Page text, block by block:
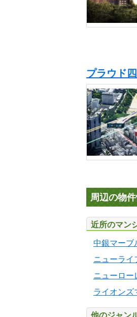
プラウド
周辺の物
近所のマン
中銀マーブ
ニューライ
ニューロー
ライオンズ
他のジャン